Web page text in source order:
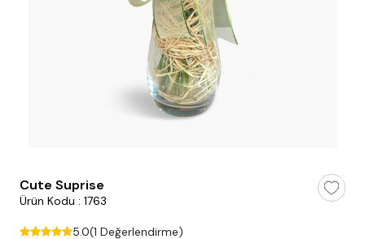
Cute Suprise
Ürün Kodu : 1763
5.0(1 Değerlendirme)
KVK Bilgilendirme